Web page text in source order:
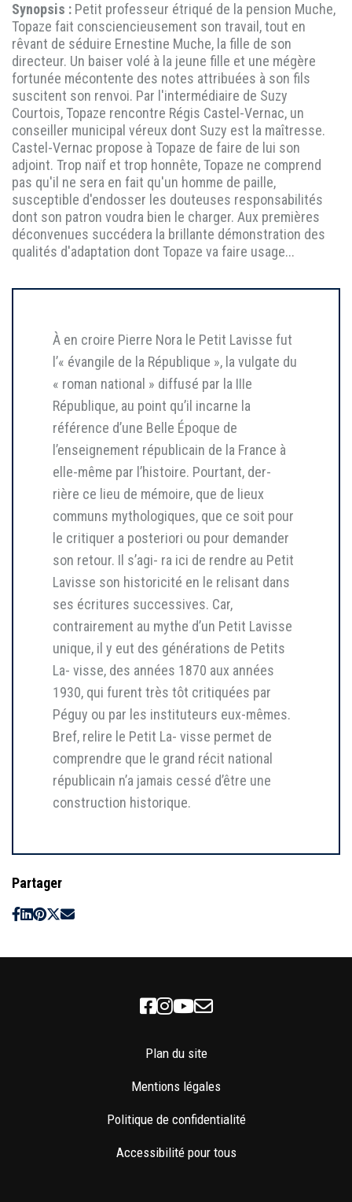
Synopsis : Petit professeur étriqué de la pension Muche,
Topaze fait consciencieusement son travail, tout en
rêvant de séduire Ernestine Muche, la fille de son
directeur. Un baiser volé à la jeune fille et une mégère
fortunée mécontente des notes attribuées à son fils
suscitent son renvoi. Par l'intermédiaire de Suzy
Courtois, Topaze rencontre Régis Castel-Vernac, un
conseiller municipal véreux dont Suzy est la maîtresse.
Castel-Vernac propose à Topaze de faire de lui son
adjoint. Trop naïf et trop honnête, Topaze ne comprend
pas qu'il ne sera en fait qu'un homme de paille,
susceptible d'endosser les douteuses responsabilités
dont son patron voudra bien le charger. Aux premières
déconvenues succédera la brillante démonstration des
qualités d'adaptation dont Topaze va faire usage...
À en croire Pierre Nora le Petit Lavisse fut
l’« évangile de la République », la vulgate du
« roman national » diffusé par la IIIe
République, au point qu’il incarne la
référence d’une Belle Époque de
l’enseignement républicain de la France à
elle-même par l’histoire. Pourtant, der-
rière ce lieu de mémoire, que de lieux
communs mythologiques, que ce soit pour
le critiquer a posteriori ou pour demander
son retour. Il s’agi- ra ici de rendre au Petit
Lavisse son historicité en le relisant dans
ses écritures successives. Car,
contrairement au mythe d’un Petit Lavisse
unique, il y eut des générations de Petits
La- visse, des années 1870 aux années
1930, qui furent très tôt critiquées par
Péguy ou par les instituteurs eux-mêmes.
Bref, relire le Petit La- visse permet de
comprendre que le grand récit national
républicain n’a jamais cessé d’être une
construction historique.
Partager
Facebook
Instagram
Youtube
Newsletter
Plan du site
Mentions légales
Politique de confidentialité
Accessibilité pour tous